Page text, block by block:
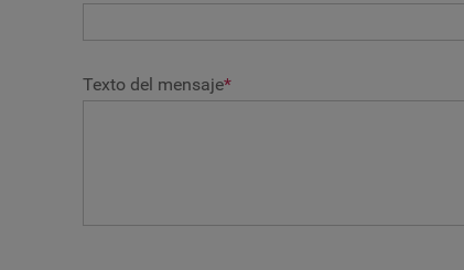
Texto del mensaje*